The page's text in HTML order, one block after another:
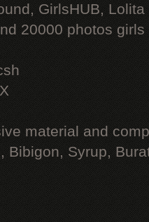
GirlsHUB, Lolita
20000 photos
material and
Bibigon, Syrup,